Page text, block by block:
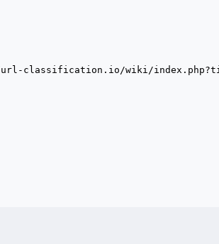
classification.io/wiki/